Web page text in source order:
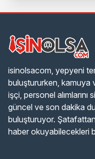
isinolsacom, yepyeni
buluştururken, kamuya
işçi, personel
güncel ve son dakika
buluşturuyor.
haber okuyabilecekleri